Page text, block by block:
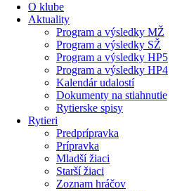
O klube
Aktuality
Program a výsledky MŽ
Program a výsledky SŽ
Program a výsledky HP5
Program a výsledky HP4
Kalendár udalostí
Dokumenty na stiahnutie
Rytierske spisy
Rytieri
Predprípravka
Prípravka
Mladší žiaci
Starší žiaci
Zoznam hráčov